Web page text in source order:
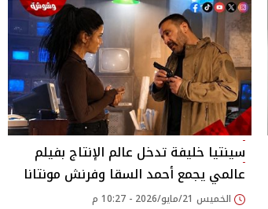
سينتيا خليفة تدخل عالم الإنتاج بفيلم
عالمي يجمع أحمد السقا وفرنش مونتانا
الخميس 21/مايو/2026 - 10:27 م